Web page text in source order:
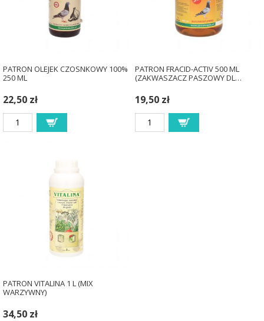
PATRON OLEJEK CZOSNKOWY 100%
250 ML
22,50 zł
PATRON FRACID-ACTIV 500 ML
(ZAKWASZACZ PASZOWY DL…
19,50 zł
PATRON VITALINA 1 L (MIX
WARZYWNY)
34,50 zł